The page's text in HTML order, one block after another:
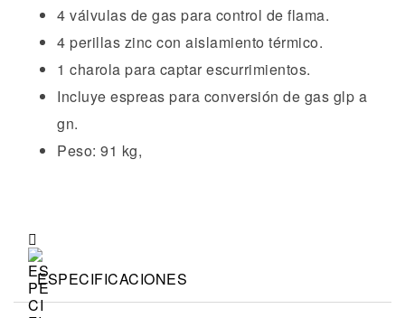
4 válvulas de gas para control de flama.
4 perillas zinc con aislamiento térmico.
1 charola para captar escurrimientos.
Incluye espreas para conversión de gas glp a
gn.
Peso: 91 kg,
ESPECIFICACIONES